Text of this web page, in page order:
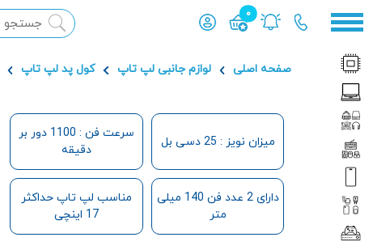
0
محصول افزوده شده به سبد
صفحه اصلی لوازم جانبی لپ تاپ کول پد لپ تاپ
میزان نویز : 25 دسی بل
سرعت فن : 1100 دور بر
دقیقه
دارای 2 عدد فن 140 میلی
متر
مناسب لپ تاپ حداکثر
17 اینچی